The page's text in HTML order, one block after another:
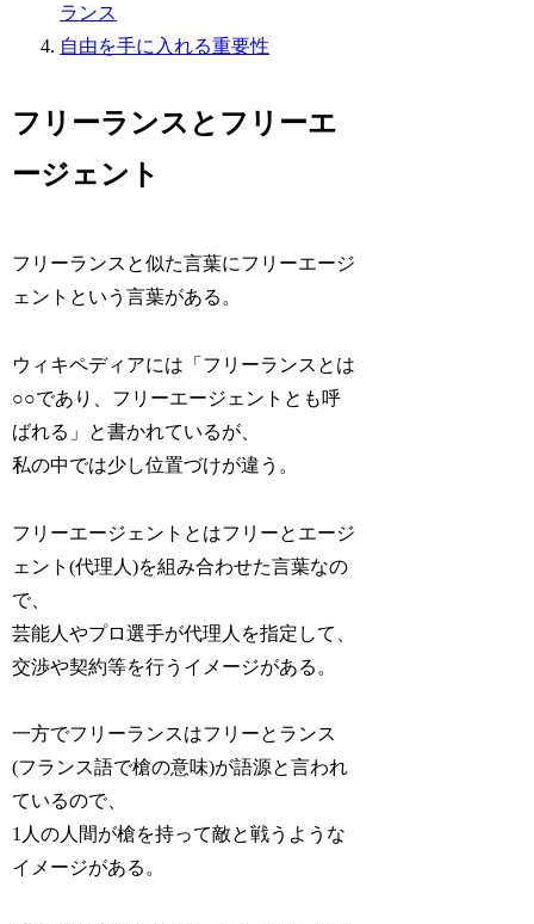
ランス
自由を手に入れる重要性
フリーランスとフリーエ
ージェント
フリーランスと似た言葉にフリーエージ
ェントという言葉がある。
ウィキペディアには「フリーランスとは
○○であり、フリーエージェントとも呼
ばれる」と書かれているが、
私の中では少し位置づけが違う。
フリーエージェントとはフリーとエージ
ェント(代理人)を組み合わせた言葉なの
で、
芸能人やプロ選手が代理人を指定して、
交渉や契約等を行うイメージがある。
一方でフリーランスはフリーとランス
(フランス語で槍の意味)が語源と言われ
ているので、
1人の人間が槍を持って敵と戦うような
イメージがある。